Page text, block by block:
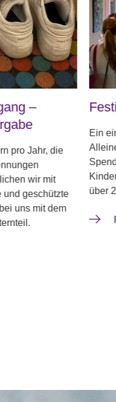
Single-Mamas*
Festival für
wurde durch Ihre
Vorträge, Workshops,
und Leichtigkeit für
zum Festival